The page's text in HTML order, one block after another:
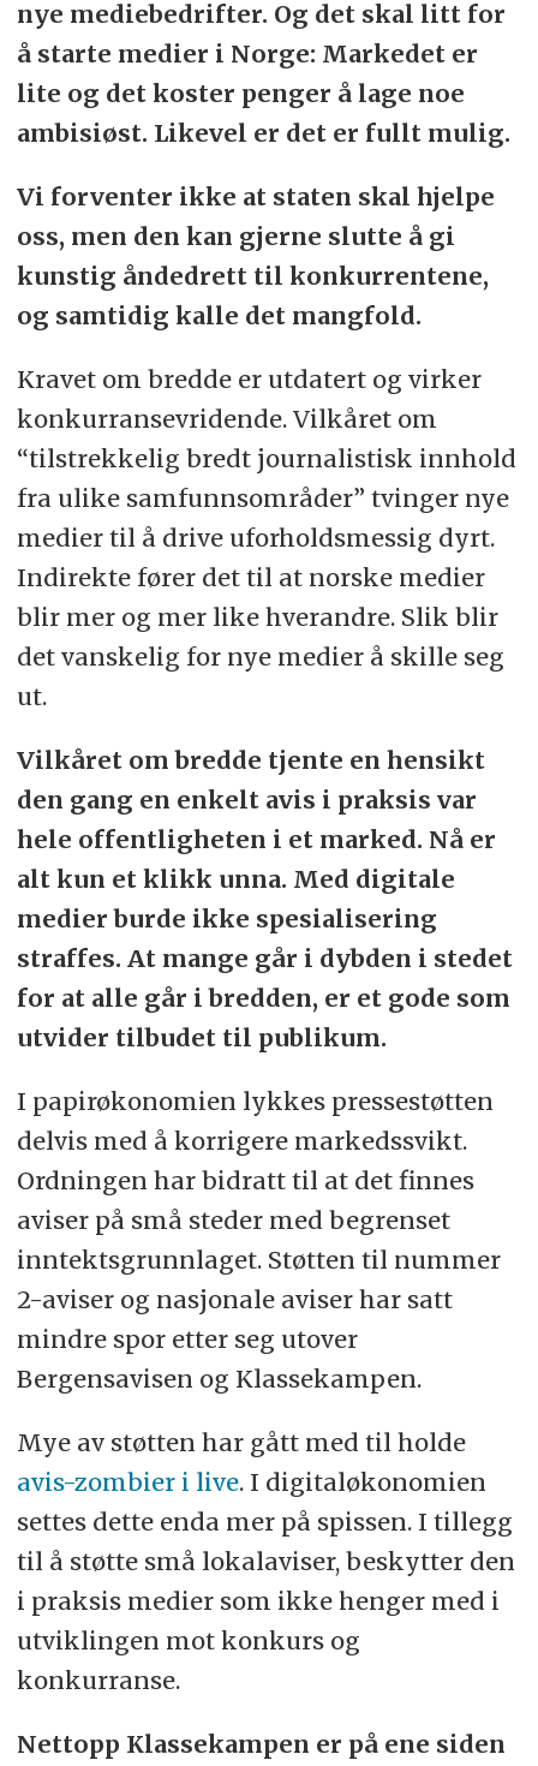
nye mediebedrifter. Og det skal litt for
å starte medier i Norge: Markedet er
lite og det koster penger å lage noe
ambisiøst. Likevel er det er fullt mulig.
Vi forventer ikke at staten skal hjelpe
oss, men den kan gjerne slutte å gi
kunstig åndedrett til konkurrentene,
og samtidig kalle det mangfold.
Kravet om bredde er utdatert og virker
konkurransevridende. Vilkåret om
“tilstrekkelig bredt journalistisk innhold
fra ulike samfunnsområder” tvinger nye
medier til å drive uforholdsmessig dyrt.
Indirekte fører det til at norske medier
blir mer og mer like hverandre. Slik blir
det vanskelig for nye medier å skille seg
ut.
Vilkåret om bredde tjente en hensikt
den gang en enkelt avis i praksis var
hele offentligheten i et marked. Nå er
alt kun et klikk unna. Med digitale
medier burde ikke spesialisering
straffes. At mange går i dybden i stedet
for at alle går i bredden, er et gode som
utvider tilbudet til publikum.
I papirøkonomien lykkes pressestøtten
delvis med å korrigere markedssvikt.
Ordningen har bidratt til at det finnes
aviser på små steder med begrenset
inntektsgrunnlaget. Støtten til nummer
2-aviser og nasjonale aviser har satt
mindre spor etter seg utover
Bergensavisen og Klassekampen.
Mye av støtten har gått med til holde
avis-zombier i live. I digitaløkonomien
settes dette enda mer på spissen. I tillegg
til å støtte små lokalaviser, beskytter den
i praksis medier som ikke henger med i
utviklingen mot konkurs og
konkurranse.
Nettopp Klassekampen er på ene siden